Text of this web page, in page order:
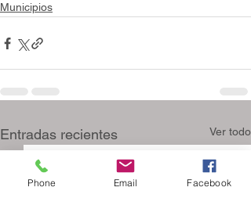
Municipios
Entradas recientes Ver todo
Phone Email Facebook